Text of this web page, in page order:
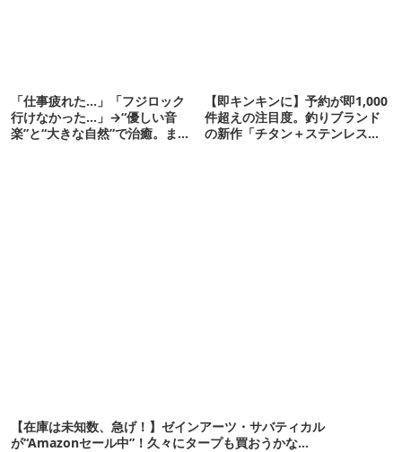
「仕事疲れた…」「フジロック
行けなかった…」→“優しい音
楽”と“大きな自然”で治癒。まだ
【即キンキンに】予約が即1,000
件超えの注目度。釣りブランド
の新作「チタン＋ステンレスの
【在庫は未知数、急げ！】ゼインアーツ・サバティカル
が“Amazonセール中”！久々にタープも買おうかな…